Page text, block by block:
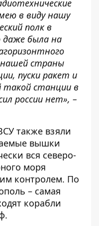
в виду нашу
полк в
даже была на
нашей страны
пуски ракет и
такой станции в
россии нет», –
также взяли
вышки
вся северо-
моря
контролем. По
– самая
корабли